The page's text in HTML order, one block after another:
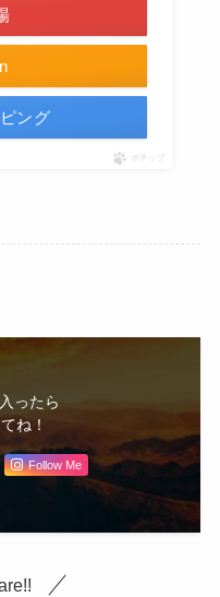
ング
ポチップ
ったら
ね！
Follow Me